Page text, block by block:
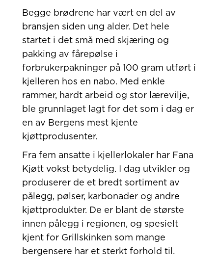
Begge brødrene har vært en del av
bransjen siden ung alder. Det hele
startet i det små med skjæring og
pakking av fårepølse i
forbrukerpakninger på 100 gram utført i
kjelleren hos en nabo. Med enkle
rammer, hardt arbeid og stor lærevilje,
ble grunnlaget lagt for det som i dag er
en av Bergens mest kjente
kjøttprodusenter.
Fra fem ansatte i kjellerlokaler har Fana
Kjøtt vokst betydelig. I dag utvikler og
produserer de et bredt sortiment av
pålegg, pølser, karbonader og andre
kjøttprodukter. De er blant de største
innen pålegg i regionen, og spesielt
kjent for Grillskinken som mange
bergensere har et sterkt forhold til.